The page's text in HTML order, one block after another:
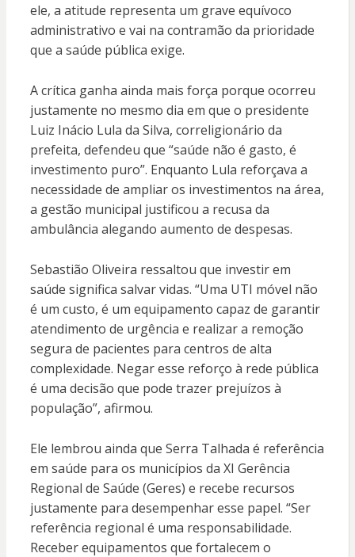
ele, a atitude representa um grave equívoco
administrativo e vai na contramão da prioridade
que a saúde pública exige.
A crítica ganha ainda mais força porque ocorreu
justamente no mesmo dia em que o presidente
Luiz Inácio Lula da Silva, correligionário da
prefeita, defendeu que “saúde não é gasto, é
investimento puro”. Enquanto Lula reforçava a
necessidade de ampliar os investimentos na área,
a gestão municipal justificou a recusa da
ambulância alegando aumento de despesas.
Sebastião Oliveira ressaltou que investir em
saúde significa salvar vidas. “Uma UTI móvel não
é um custo, é um equipamento capaz de garantir
atendimento de urgência e realizar a remoção
segura de pacientes para centros de alta
complexidade. Negar esse reforço à rede pública
é uma decisão que pode trazer prejuízos à
população”, afirmou.
Ele lembrou ainda que Serra Talhada é referência
em saúde para os municípios da XI Gerência
Regional de Saúde (Geres) e recebe recursos
justamente para desempenhar esse papel. “Ser
referência regional é uma responsabilidade.
Receber equipamentos que fortalecem o